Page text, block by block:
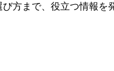
方まで、役立つ情報を